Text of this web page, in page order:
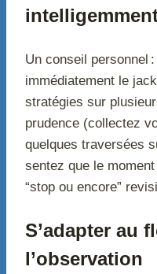
Un conseil personnel
immédiatement le
stratégies sur
prudence (collectez
quelques traversées
sentez que le
“stop ou encore”
S’adapter au
l’observation